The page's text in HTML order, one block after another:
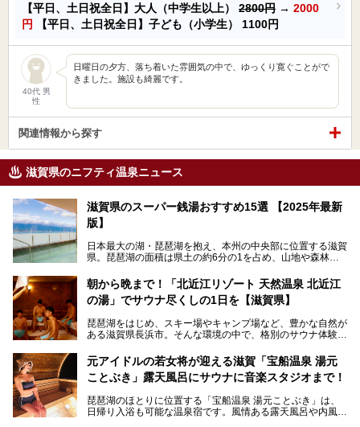
【平日、土日祝全日】大人（中学生以上） 2800円 → 2000
円
【平日、土日祝全日】子ども（小学生） 1100円
40代 男
性
日曜日の夕方、落ち着いた雰囲気の中で、ゆっくり寛ぐことがで
きました。施設も綺麗です。
関連情報から探す
滋賀県のニフティ温泉ニュース
滋賀県のスーパー銭湯おすすめ15選 【2025年最新
版】
日本最大の湖・琵琶湖を抱え、本州の中央部に位置する滋賀
県。琵琶湖の面積は県土の約6分の1を占め、山地や森林部
して栄え、県内には世界遺産の比叡山延暦寺、天守が国宝に
指定されている彦根城、国の特別史跡の安土城跡など、多数
の史跡があります。
琵琶湖の雄大な景色を眺めながら入れる施設もありますよ。
朝から晩まで！「北近江リゾート 天然温泉 北近江
の湯」でサウナ尽くしの1日を【滋賀県】
琵琶湖をはじめ、スキー場やキャンプ場など、豊かな自然が
ある滋賀県長浜市。そんな環境の中で、格別のサウナ体験を
今回は、「北近江リゾート 天然温泉 北近江の湯」で朝から
晩まで楽しめる過ごし方をご紹介！ サウナ設備やサウナド
違いなしですよ。
───
元アイドルの若女将が迎える滋賀「宝船温泉 湯元
ことぶき」露天風呂にサウナに音楽スタジオまで！
琵琶湖のほとりに位置する「宝船温泉 湯元ことぶき」は、
日帰り入浴も可能な温泉宿です。風情ある露天風呂や内風